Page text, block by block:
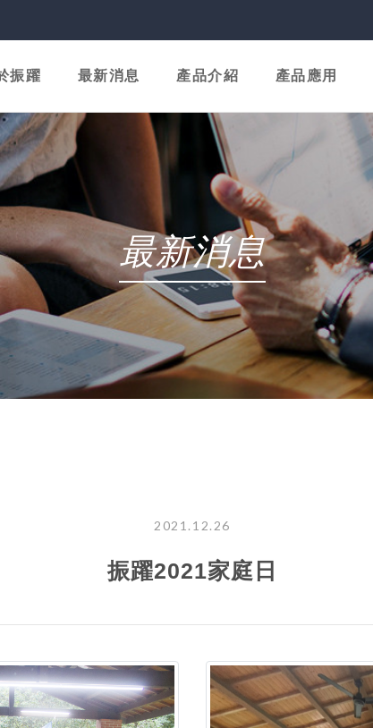
振躍 最新消息 產品介紹 產品應用
最新消息
2021.12.26
振躍2021家庭日